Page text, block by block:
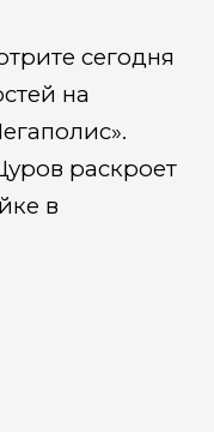
сегодня
на
раскроет
в